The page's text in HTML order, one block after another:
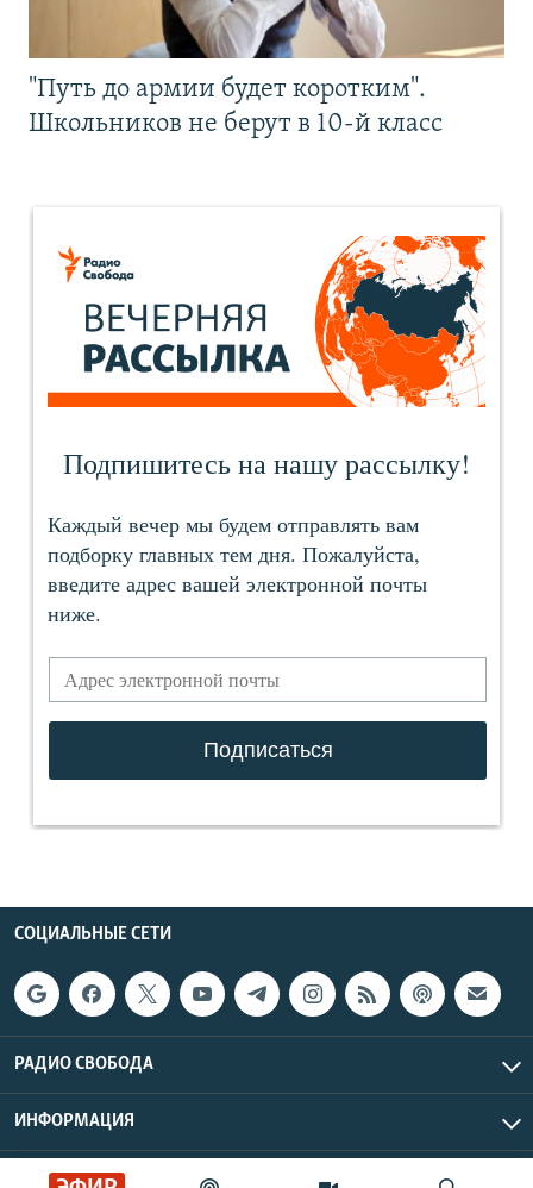
"Путь до армии будет коротким".
Школьников не берут в 10-й класс
СОЦИАЛЬНЫЕ СЕТИ
РАДИО СВОБОДА
ИНФОРМАЦИЯ
Радио Свобода © 2026 RFE/RL, Inc. | Все права защищены.